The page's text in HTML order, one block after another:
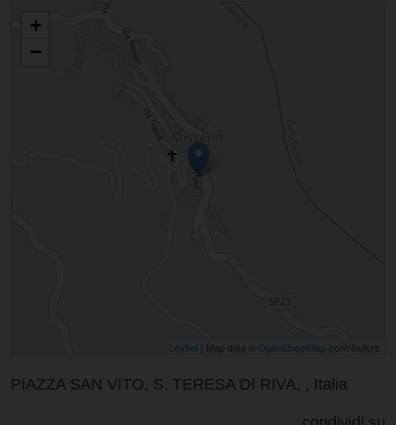
PARROCCHIA DI SAN VITO MARTIRE
+
−
Leaflet | Map data © OpenStreetMap contributors
PIAZZA SAN VITO, S. TERESA DI RIVA, , Italia